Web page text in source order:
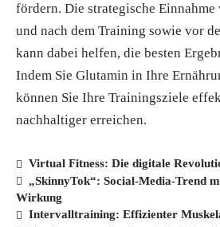
fördern. Die strategische
und nach dem Training sowie vor
kann dabei helfen, die besten
Indem Sie Glutamin in Ihre
können Sie Ihre Trainingsziele
nachhaltiger erreichen.
Virtual Fitness: Die digitale
„SkinnyTok“: Social-Media-Trend
Wirkung
Intervalltraining: Effizienter